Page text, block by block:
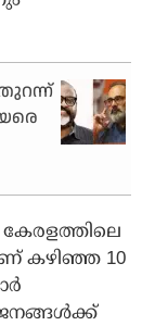
കേരളത്തിലെ
കഴിഞ്ഞ 10